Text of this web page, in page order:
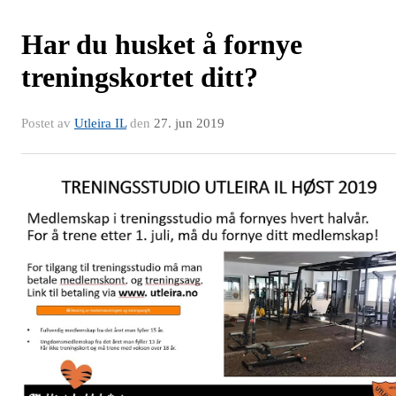
Har du husket å fornye
treningskortet ditt?
Postet av Utleira ILden 27. jun 2019